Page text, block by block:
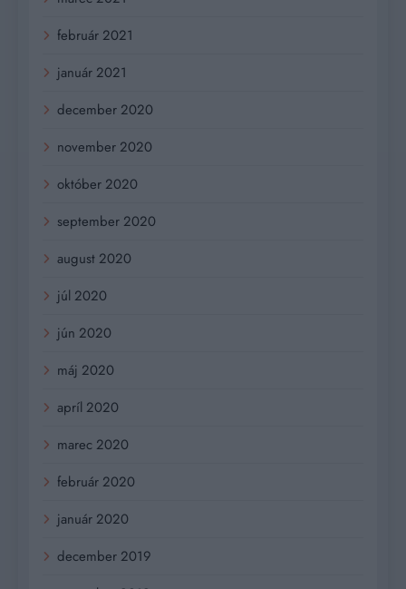
február 2021
január 2021
december 2020
november 2020
október 2020
september 2020
august 2020
júl 2020
jún 2020
máj 2020
apríl 2020
marec 2020
február 2020
január 2020
december 2019